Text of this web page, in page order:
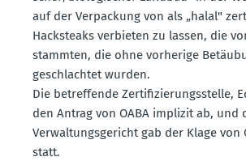
auf der Verpa­ckung von als „halal"
Hacksteaks verbieten zu lassen, die
stammten, die ohne vorherige
geschlachtet wurden.
Die betref­fende Zerti­fi­zie­rungs­stelle,
den Antrag von OABA implizit ab, und
Verwal­tungs­ge­richt gab der Klage von
statt.